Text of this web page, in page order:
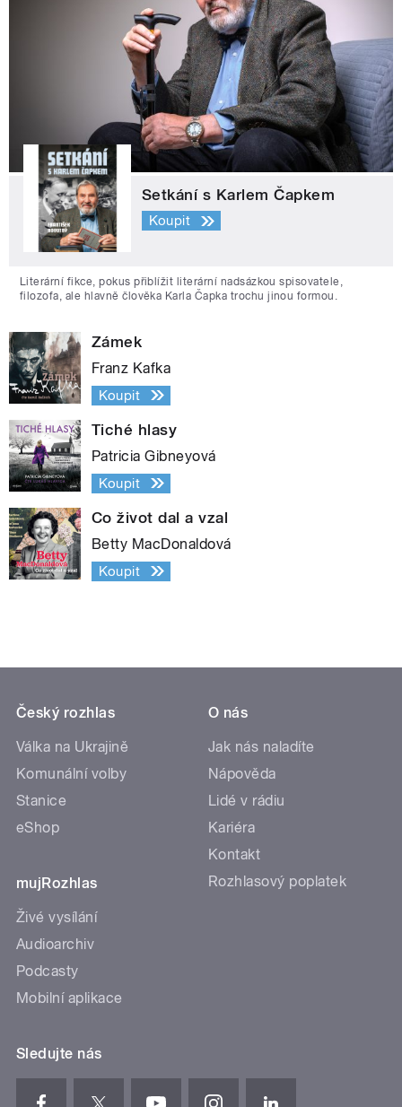
Setkání s Karlem Čapkem
Koupit
Literární fikce, pokus přiblížit literární nadsázkou spisovatele,
filozofa, ale hlavně člověka Karla Čapka trochu jinou formou.
Zámek
Franz Kafka
Koupit
Tiché hlasy
Patricia Gibneyová
Koupit
Co život dal a vzal
Betty MacDonaldová
Koupit
Český rozhlas
Válka na Ukrajině
Komunální volby
Stanice
eShop
mujRozhlas
Živé vysílání
Audioarchiv
Podcasty
Mobilní aplikace
O nás
Jak nás naladíte
Nápověda
Lidé v rádiu
Kariéra
Kontakt
Rozhlasový poplatek
Sledujte nás